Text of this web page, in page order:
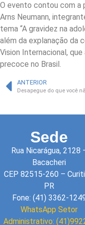
O evento contou com a
Arns Neumann,
tema “A gravidez na
além da explanação da
Vision Internacional,
precoce no Brasil.
ANTERIOR
Sede
Rua Nicarágua, 2128
Bacacheri
CEP 82515-260 –
PR
Fone: (41) 3362-
WhatsApp Setor
Administrativo: